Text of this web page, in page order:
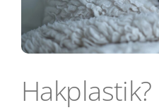
Hakplastik?